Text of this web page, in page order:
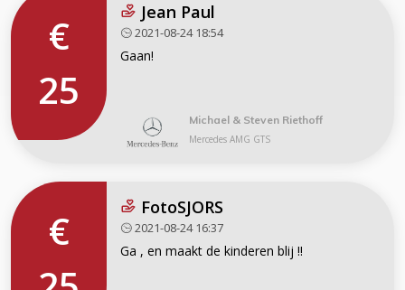
€
25
Jean Paul
2021-08-24 18:54
Gaan!
Michael & Steven Riethoff
Mercedes AMG GTS
€
FotoSJORS
2021-08-24 16:37
Ga , en maakt de kinderen blij !!